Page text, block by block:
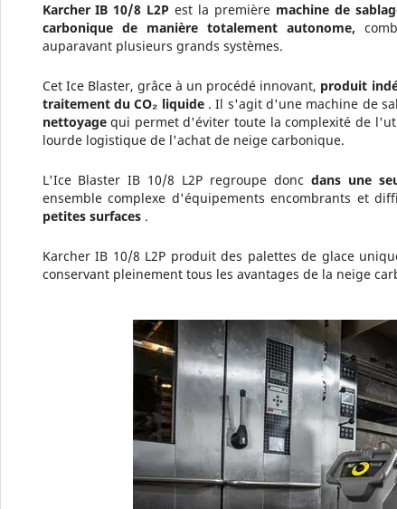
Karcher IB 10/8 L2P est la première machine de
carbonique de manière totalement autonome,
auparavant plusieurs grands systèmes.
Cet Ice Blaster, grâce à un procédé innovant, produit
traitement du CO₂ liquide. Il s'agit d'une machine de
nettoyagequi permet d'éviter toute la complexité de
lourde logistique de l'achat de neige carbonique.
L'Ice Blaster IB 10/8 L2P regroupe doncdans une
ensemble complexe d'équipements encombrants et
petites surfaces.
Karcher IB 10/8 L2P produit des palettes de glace
conservant pleinement tous les avantages de la neige